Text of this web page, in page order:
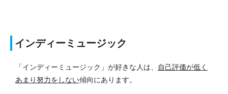
インディーミュージック
「インディーミュージック」が好きな人は、
自己評価が低く
あまり努力をしない傾向にあります。